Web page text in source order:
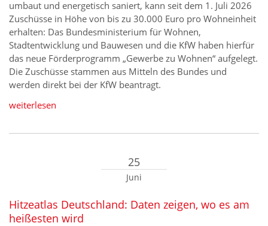
umbaut und energetisch saniert, kann seit dem 1. Juli 2026
Zuschüsse in Höhe von bis zu 30.000 Euro pro Wohneinheit
erhalten: Das Bundesministerium für Wohnen,
Stadtentwicklung und Bauwesen und die KfW haben hierfür
das neue Förderprogramm „Gewerbe zu Wohnen“ aufgelegt.
Die Zuschüsse stammen aus Mitteln des Bundes und
werden direkt bei der KfW beantragt.
weiterlesen
25
Juni
Hitzeatlas Deutschland: Daten zeigen, wo es am
heißesten wird